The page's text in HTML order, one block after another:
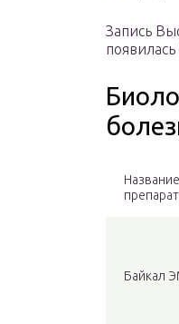
Запись
Название
Байкал